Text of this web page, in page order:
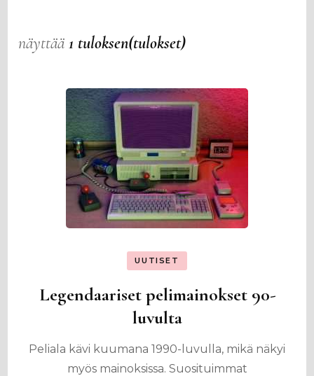
näyttää1 tuloksen(tulokset)
UUTISET
Legendaariset pelimainokset 90-
luvulta
Peliala kävi kuumana 1990-luvulla, mikä näkyi
myös mainoksissa. Suosituimmat